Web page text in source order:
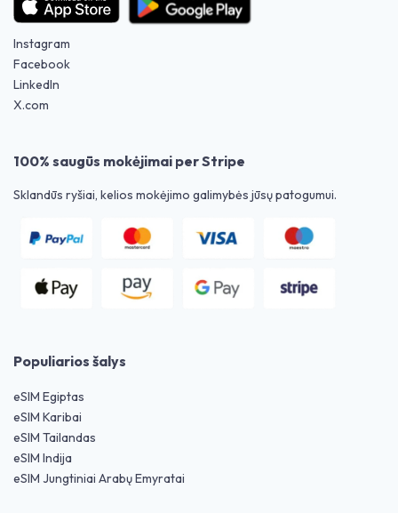
Instagram
Facebook
LinkedIn
X.com
100% saugūs mokėjimai per Stripe
Sklandūs ryšiai, kelios mokėjimo galimybės jūsų patogumui.
Populiarios šalys
eSIM Egiptas
eSIM Karibai
eSIM Tailandas
eSIM Indija
eSIM Jungtiniai Arabų Emyratai